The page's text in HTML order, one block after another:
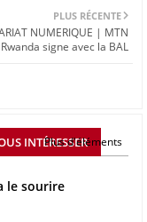
PLUS RÉCENTE
NUMERIQUE | MTN
Rwanda signe avec la BAL
INTÉRESSER
Plus d'éléments
le sourire